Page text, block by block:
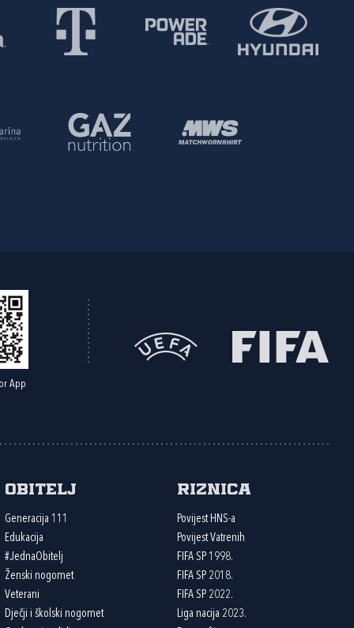
App
Obitelj
Generacija 111
Edukacija
#JednaObitelj
Ženski nogomet
Veterani
Dječji i školski nogomet
Riznica
Povijest HNS-a
Povijest Vatrenih
FIFA SP 1998.
FIFA SP 2018.
FIFA SP 2022.
Liga nacija 2023.